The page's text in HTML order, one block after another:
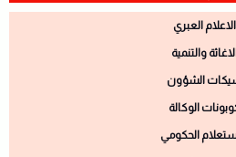
الاعلام العبري
والتنمية
الشؤون
الوكالة
الحكومي